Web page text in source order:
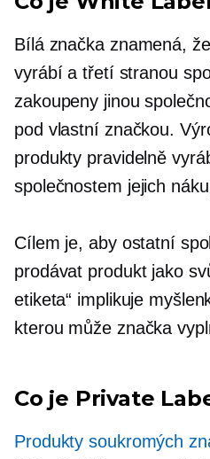
Bílá značka znamená,
vyrábí atřetí stranou
zakoupeny jinou
pod vlastní značkou.
produkty pravidelně
společnostem jejich
Cílem je, aby ostatní
prodávat produkt jako
etiketa“ implikuje
kterou může značka
Co je Private
Produkty soukromých